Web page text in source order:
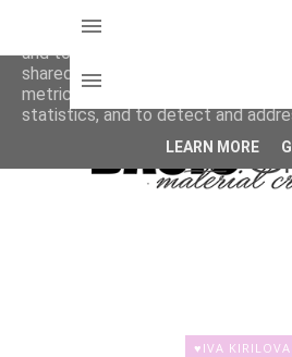
♥IVA KIRILOVA
This site uses cookies from
and to analyze traffic. Your IP
shared with Google along with
metrics to ensure quality of
statistics, and to detect and
LEARN MORE